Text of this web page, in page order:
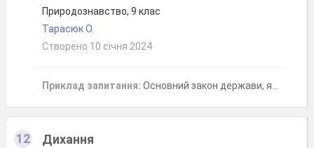
Природознавство, 9 клас
Тарасюк О.
Створено 10 січня 2024
Приклад запитання: Основний закон держави, який приймається в особистому порядку, має найвищу юридичну силу
12 Дихання